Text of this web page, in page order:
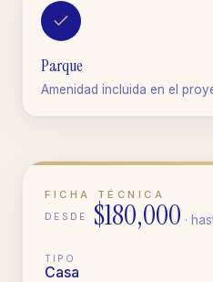
Parque
Amenidad incluida en el
FICHA TÉCNICA
DESDE $180,000 ·
TIPO
Casa